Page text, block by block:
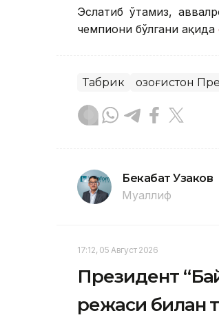
Эслатиб ўтамиз,
чемпиони бўлгани ҳақида
Табрик Қозоғистон
Бекабат Узаков
Муаллиф
17:12, 05 Август 2026
Президент
режаси билан